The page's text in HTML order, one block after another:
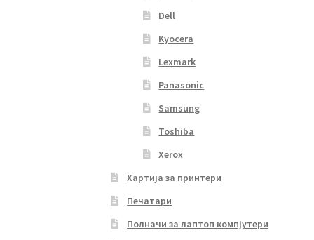
Dell
Kyocera
Lexmark
Panasonic
Samsung
Toshiba
Xerox
Хартија за принтери
Печатари
Полначи за лаптоп компјутери